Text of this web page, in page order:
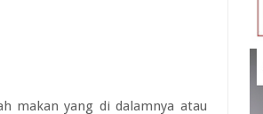
makan yang di dalamnya atau